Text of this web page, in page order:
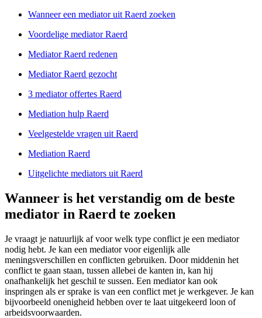
Wanneer een mediator uit Raerd zoeken
Voordelige mediator Raerd
Mediator Raerd redenen
Mediator Raerd gezocht
3 mediator offertes Raerd
Mediation hulp Raerd
Veelgestelde vragen uit Raerd
Mediation Raerd
Uitgelichte mediators uit Raerd
Wanneer is het verstandig om de beste
mediator in Raerd te zoeken
Je vraagt je natuurlijk af voor welk type conflict je een mediator
nodig hebt. Je kan een mediator voor eigenlijk alle
meningsverschillen en conflicten gebruiken. Door middenin het
conflict te gaan staan, tussen allebei de kanten in, kan hij
onafhankelijk het geschil te sussen. Een mediator kan ook
inspringen als er sprake is van een conflict met je werkgever. Je kan
bijvoorbeeld onenigheid hebben over te laat uitgekeerd loon of
arbeidsvoorwaarden.